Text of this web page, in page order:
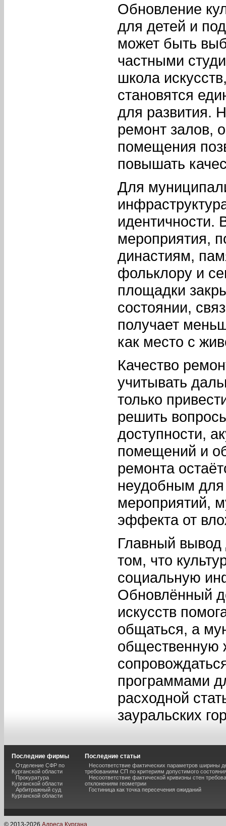
Обновление
для детей и
может быть
частными
школа
становятся
для развития.
ремонт залов,
помещения
повышать
Для
идентичности.
мероприятия,
династиям,
фольклору и
площадки
состоянии,
получает
как место с
Качество
учитывать
только
решить
доступности,
помещений и
ремонта
неудобным для
мероприятий,
эффекта от
Главный вывод
том, что
социальную
Обновлённый
искусств
общаться, а
общественную
программами
расходной
зауральских
Последние фирмы
Отделение СФР по
Курганской области
Прокуратура
Курганской области
Арбитражный суд
Курганской области
Последние статьи
Несоответствие фактических параметров ширины
требованиям СП по критериям допустимого
Несоответствие фактической кривизны стен
отклонениям геометрии
Гостиница как точка пересечения ожиданий
© 2013-2026 Адреса Кургана